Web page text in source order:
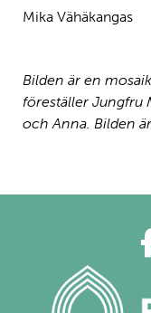
Mika Vähäkangas
Bilden är en
föreställer Jungfru
och Anna. Bilden